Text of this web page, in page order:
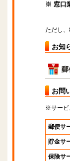
※ 窓口
ただし
お知
お問
※サービ
郵便サ
貯金サ
保険サ